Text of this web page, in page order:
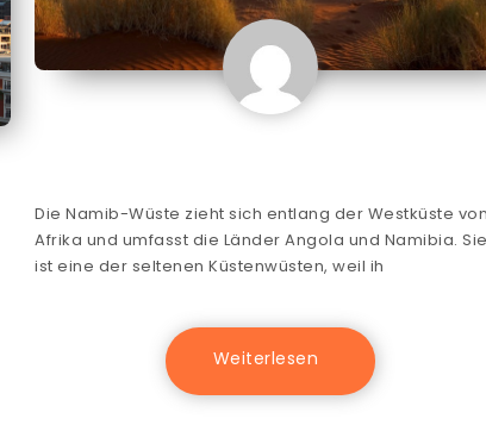
Die Namib-Wüste zieht sich entlang der Westküste
Afrika und umfasst die Länder Angola und Namibia.
ist eine der seltenen Küstenwüsten, weil ih